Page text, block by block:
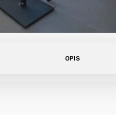
OPIS